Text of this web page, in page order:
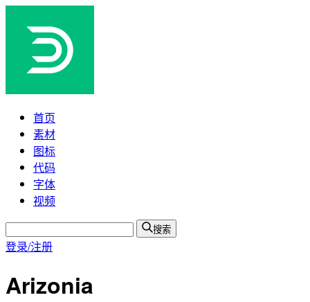
首页
素材
图标
代码
字体
视频
搜索
登录/注册
Arizonia